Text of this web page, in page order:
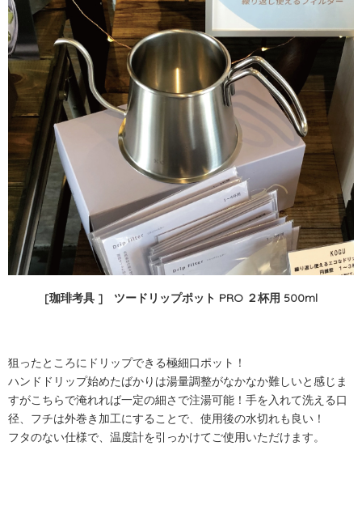
[珈琲考具 ] ツードリップポット PRO ２杯用 500ml
狙ったところにドリップできる極細口ポット！
ハンドドリップ始めたばかりは湯量調整がなかなか難しいと感じま
すがこちらで淹れれば一定の細さで注湯可能！手を入れて洗える口
径、フチは外巻き加工にすることで、使用後の水切れも良い！
フタのない仕様で、温度計を引っかけてご使用いただけます。